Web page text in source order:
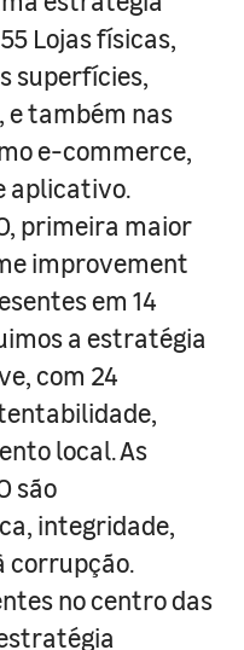
Lojas físicas,
superfícies,
e também nas
e-commerce,
aplicativo.
primeira maior
improvement
em 14
a estratégia
com 24
local. As
são
integridade,
corrupção.
no centro das